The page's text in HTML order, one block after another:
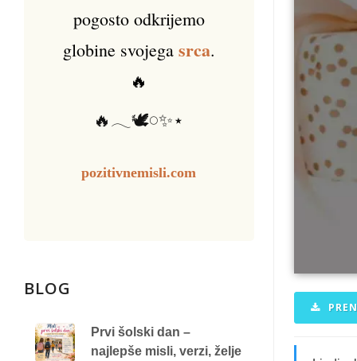
pogosto odkrijemo
globine svojega srca.
🔥
🔥𓂃🕊️𓏸✨⋆
pozitivnemisli.com
BLOG
Prvi šolski dan –
najlepše misli, verzi, želje